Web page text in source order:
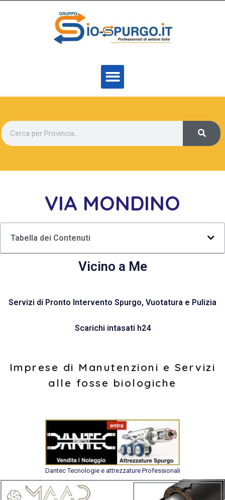
VIA MONDINO
Tabella dei Contenuti
Vicino a Me
Servizi di Pronto Intervento Spurgo, Vuotatura e Pulizia
Scarichi intasati h24
Imprese di Manutenzioni e Servizi
alle fosse biologiche
Dantec Tecnologie e attrezzature Professionali